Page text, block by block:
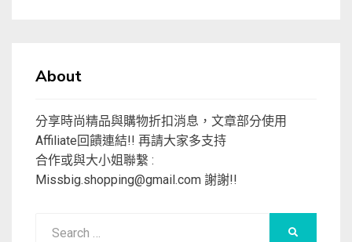
About
分享時尚精品與購物折扣消息，文章部分使用
Affiliate回饋連結!! 再請大家多支持
合作或與大小姐聯繫 :
Missbig.shopping@gmail.com 謝謝!!